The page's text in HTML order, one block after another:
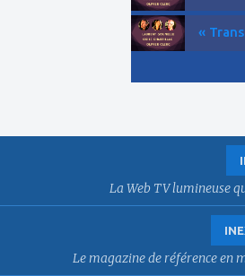
«
La Web TV lumineuse
Le magazine de référence en